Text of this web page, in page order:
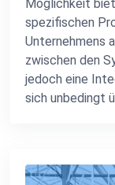
Möglichkeit
spezifischen
Unternehmens
zwischen den
jedoch eine
sich unbedingt